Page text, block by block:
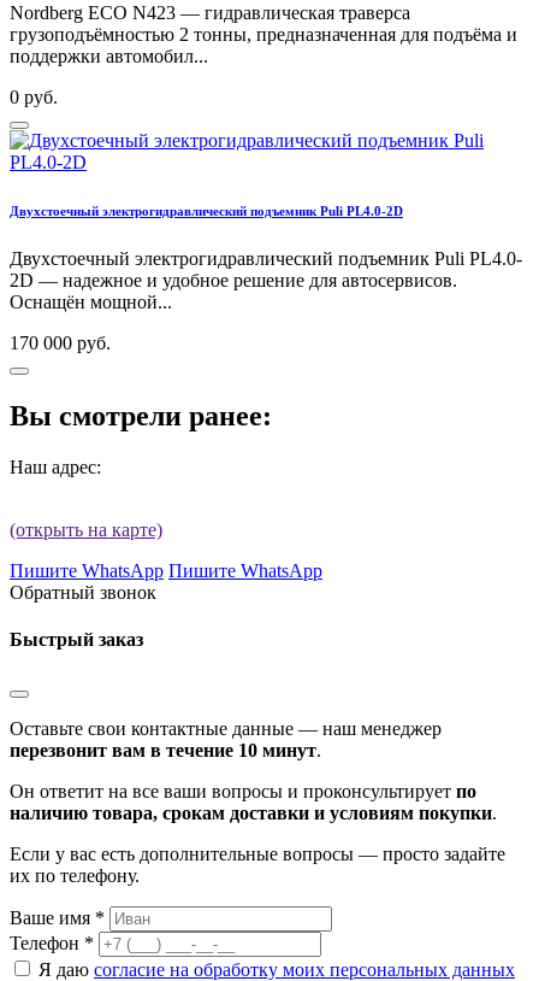
Nordberg ECO N423 — гидравлическая траверса
грузоподъёмностью 2 тонны, предназначенная для подъёма и
поддержки автомобил...
0 руб.
Двухстоечный электрогидравлический подъемник Puli PL4.0-2D
Двухстоечный электрогидравлический подъемник Puli PL4.0-
2D — надежное и удобное решение для автосервисов.
Оснащён мощной...
170 000 руб.
Вы смотрели ранее:
Наш адрес:
(открыть на карте)
Пишите WhatsApp Пишите WhatsApp
Обратный звонок
Быстрый заказ
Оставьте свои контактные данные — наш менеджер
перезвонит вам в течение 10 минут.
Он ответит на все ваши вопросы и проконсультирует по
наличию товара, срокам доставки и условиям покупки.
Если у вас есть дополнительные вопросы — просто задайте
их по телефону.
Ваше имя *
Телефон *
Я даю согласие на обработку моих персональных данных